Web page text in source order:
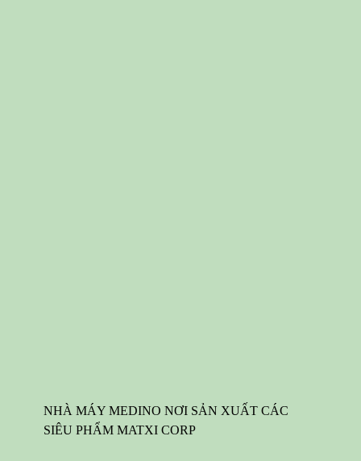
NHÀ MÁY MEDINO NƠI SẢN XUẤT CÁC
SIÊU PHẨM MATXI CORP